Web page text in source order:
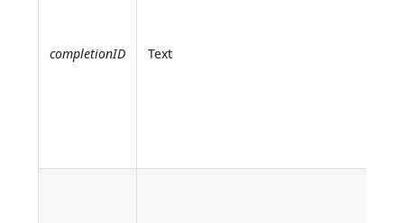
completionID Text